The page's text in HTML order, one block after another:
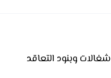
وبنود التعاقد